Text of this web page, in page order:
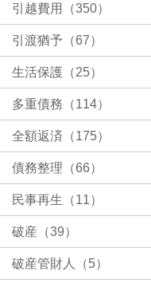
引越費用（350）
引渡猶予（67）
生活保護（25）
多重債務（114）
全額返済（175）
債務整理（66）
民事再生（11）
破産（39）
破産管財人（5）